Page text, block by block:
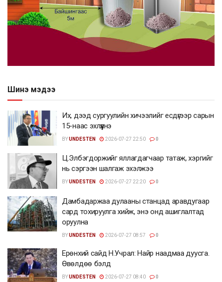
Шинэ мэдээ
Их, дээд сургуулийн хичээлийг есдүгээр сарын
15-наас эхлүүлнэ
BYUNDESTEN 2026-07-27 22:50 0
Ц.Элбэгдоржийг яллагдагчаар татаж, хэргийг
нь сэргээн шалгаж эхэлжээ
BYUNDESTEN 2026-07-27 22:20 0
Дамбадаржаа дулааны станцад аравдугаар
сард тохируулга хийж, энэ онд ашиглалтад
оруулна
BYUNDESTEN 2026-07-27 08:57 0
Ерөнхий сайд Н.Учрал: Найр наадмаа дуусга.
Өвөлдөө бэлд
BYUNDESTEN 2026-07-27 08:40 0